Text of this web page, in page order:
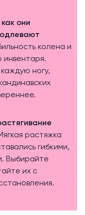
они
колена и
инвентаря.
ногу,
растяжка
гибкими,
Выбирайте
их с